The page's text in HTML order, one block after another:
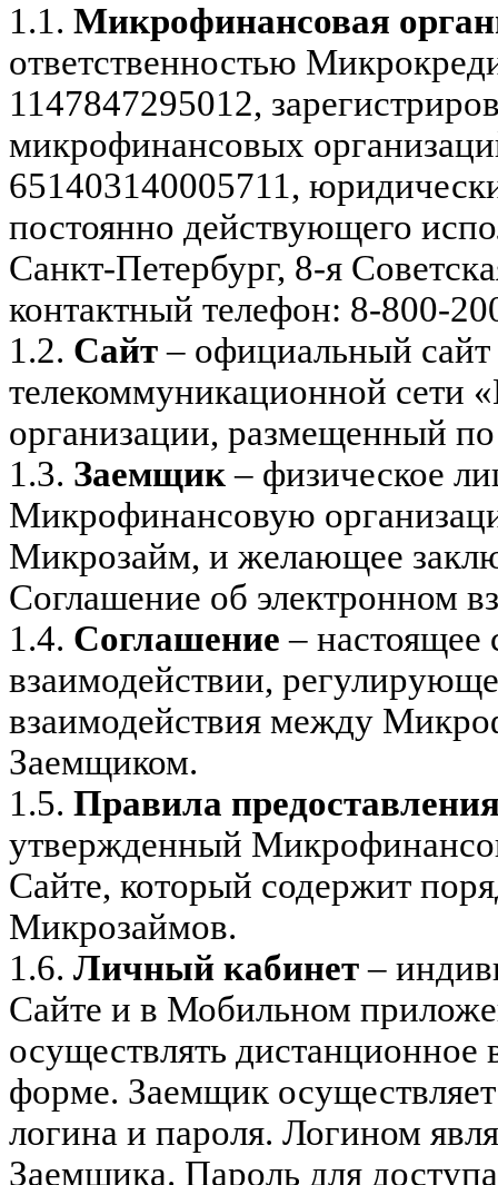
1.1. Микрофинансовая
ответственностью
1147847295012,
микрофинансовых
651403140005711,
постоянно действующего
Санкт-Петербург, 8-я
контактный телефон: 8-800-
1.2. Сайт– официальный
телекоммуникационной сети
организации, размещенный
1.3. Заемщик– физическое
Микрофинансовую
Микрозайм, и желающее
Соглашение об электронном
1.4. Соглашение– настоящее
взаимодействии,
взаимодействия между
Заемщиком.
1.5. Правила
утвержденный
Сайте, который содержит
Микрозаймов.
1.6. Личный кабинет–
Сайте и в Мобильном
осуществлять дистанционное
форме. Заемщик
логина и пароля. Логином
Заемщика. Пароль для